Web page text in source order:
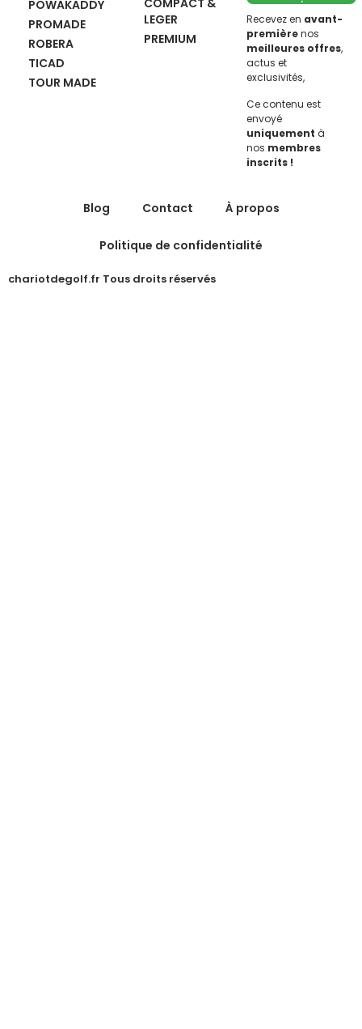
POWAKADDY
PROMADE
ROBERA
TICAD
TOUR MADE
COMPACT &
LEGER
PREMIUM
Recevez en avant-
premièrenos
meilleures offres,
actus et
exclusivités,
Ce contenu est
envoyé
uniquement à
nos membres
inscrits !
chariotdegolf.fr Tous droits réservés
Blog Contact À propos
Politique de confidentialité